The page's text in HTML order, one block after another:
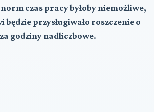
czas pracy byłoby niemożliwe,
przysługiwało roszczenie o
godziny nadliczbowe.